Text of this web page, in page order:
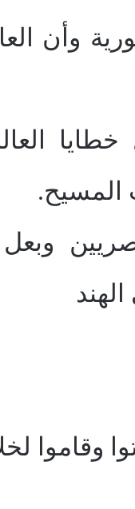
وأن
خطايا
المسيح.
وبعل
وقاموا